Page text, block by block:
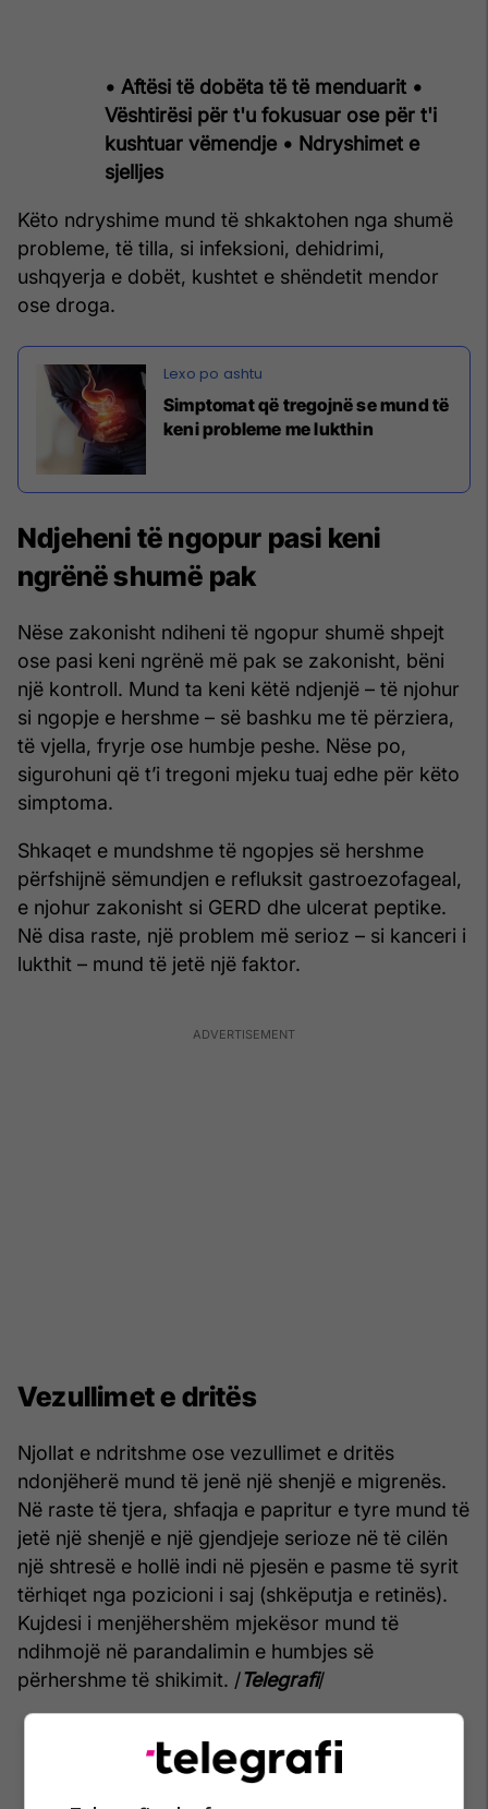
• Aftësi të dobëta të të menduarit •
Vështirësi për t'u fokusuar ose për t'i
kushtuar vëmendje • Ndryshimet e
sjelljes
Këto ndryshime mund të shkaktohen nga shumë
probleme, të tilla, si infeksioni, dehidrimi,
ushqyerja e dobët, kushtet e shëndetit mendor
ose droga.
Simptomat që tregojnë se mund të
keni probleme me lukthin
Ndjeheni të ngopur pasi keni
ngrënë shumë pak
Nëse zakonisht ndiheni të ngopur shumë shpejt
ose pasi keni ngrënë më pak se zakonisht, bëni
një kontroll. Mund ta keni këtë ndjenjë – të njohur
si ngopje e hershme – së bashku me të përziera,
të vjella, fryrje ose humbje peshe. Nëse po,
sigurohuni që t’i tregoni mjeku tuaj edhe për këto
simptoma.
Shkaqet e mundshme të ngopjes së hershme
përfshijnë sëmundjen e refluksit gastroezofageal,
e njohur zakonisht si GERD dhe ulcerat peptike.
Në disa raste, një problem më serioz – si kanceri i
lukthit – mund të jetë një faktor.
Vezullimet e dritës
Njollat e ndritshme ose vezullimet e dritës
ndonjëherë mund të jenë një shenjë e migrenës.
Në raste të tjera, shfaqja e papritur e tyre mund të
jetë një shenjë e një gjendjeje serioze në të cilën
një shtresë e hollë indi në pjesën e pasme të syrit
tërhiqet nga pozicioni i saj (shkëputja e retinës).
Kujdesi i menjëhershëm mjekësor mund të
ndihmojë në parandalimin e humbjes së
përhershme të shikimit. /Telegrafi/